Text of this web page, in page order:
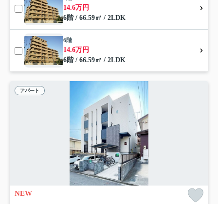
14.6万円
6階 / 66.59㎡ / 2LDK
6階
14.6万円
6階 / 66.59㎡ / 2LDK
アパート
NEW